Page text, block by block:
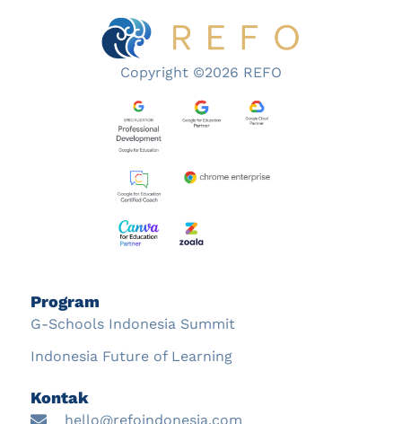
Copyright ©2026 REFO
Program
G-Schools Indonesia Summit
Indonesia Future of Learning
Kontak
hello@refoindonesia.com